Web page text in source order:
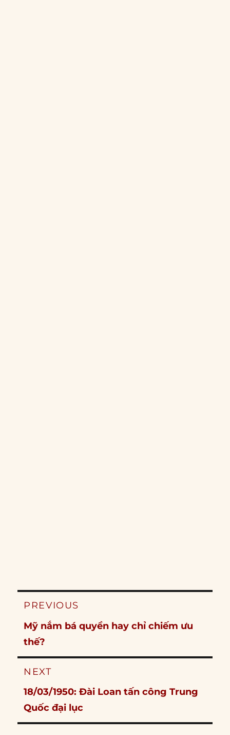
Post
PREVIOUS
Previous
post:
Mỹ nắm bá quyền hay chỉ chiếm ưu
thế?
NEXT
Next
post:
18/03/1950: Đài Loan tấn công Trung
Quốc đại lục